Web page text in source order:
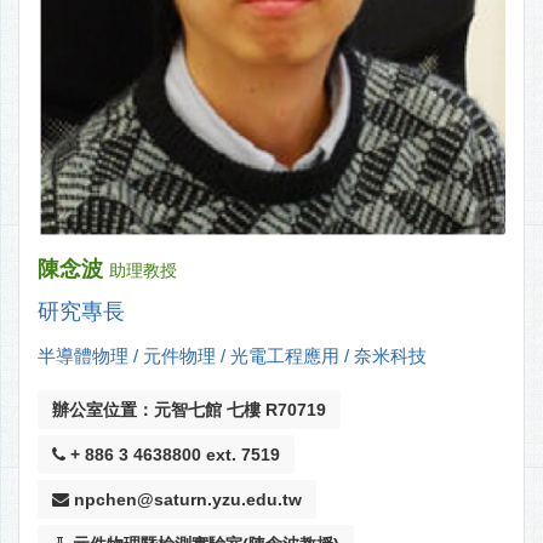
陳念波 助理教授
研究專長
半導體物理 / 元件物理 / 光電工程應用 / 奈米科技
辦公室位置：元智七館 七樓 R70719
+ 886 3 4638800 ext. 7519
npchen@saturn.yzu.edu.tw